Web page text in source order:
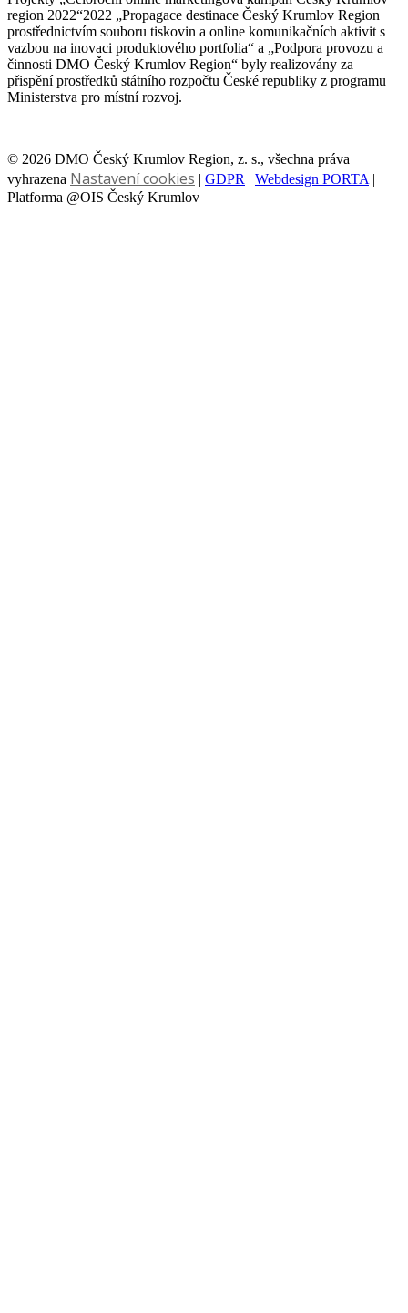
region 2022“2022 „Propagace destinace Český Krumlov Region
prostřednictvím souboru tiskovin a online komunikačních aktivit s
vazbou na inovaci produktového portfolia“ a „Podpora provozu a
činnosti DMO Český Krumlov Region“ byly realizovány za
přispění prostředků státního rozpočtu České republiky z programu
Ministerstva pro místní rozvoj.
© 2026 DMO Český Krumlov Region, z. s., všechna práva
vyhrazena Nastavení cookies | GDPR | Webdesign PORTA |
Platforma @OIS Český Krumlov